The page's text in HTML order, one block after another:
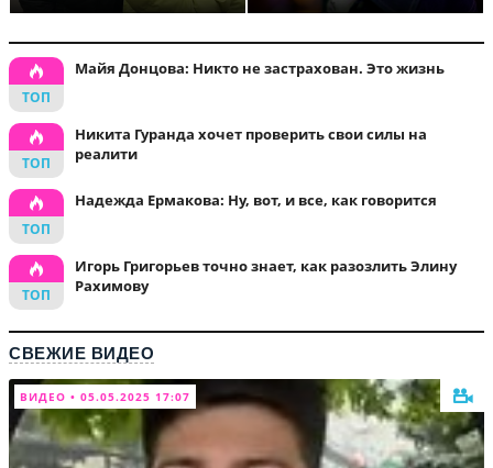
Майя Донцова: Никто не застрахован. Это жизнь
Никита Гуранда хочет проверить свои силы на
реалити
Надежда Ермакова: Ну, вот, и все, как говорится
Игорь Григорьев точно знает, как разозлить Элину
Рахимову
СВЕЖИЕ ВИДЕО
ВИДЕО • 05.05.2025 17:07